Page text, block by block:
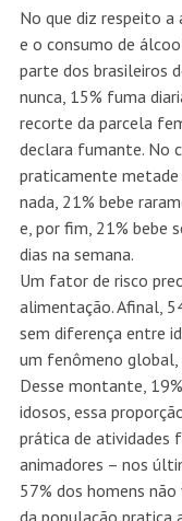
No que diz respeito
e o consumo de
parte dos brasileiros
nunca, 15% fuma
recorte da parcela
declara fumante. No
praticamente metade
nada, 21% bebe
e, por fim, 21% bebe
dias na semana.
Um fator de risco
alimentação. Afinal,
sem diferença entre
um fenômeno global,
Desse montante,
idosos, essa
prática de atividades
animadores – nos
57% dos homens